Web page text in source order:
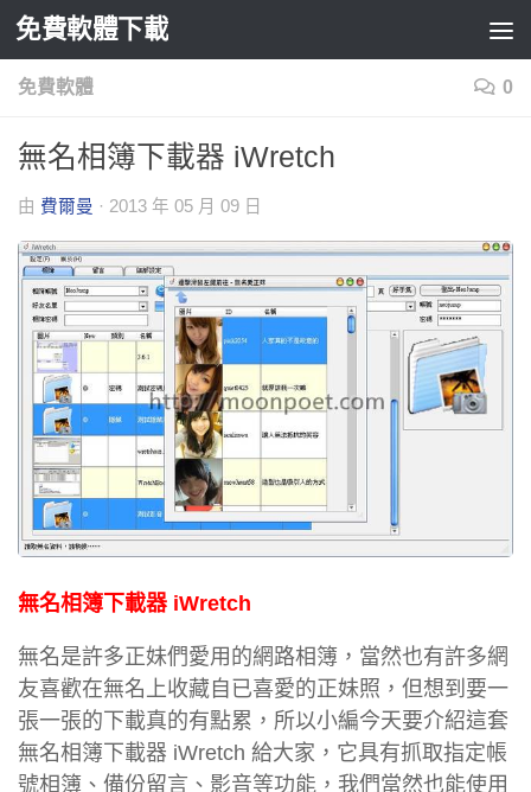
Skip to content
免費軟體下載
免費軟體 0
無名相簿下載器 iWretch
由 費爾曼 · 2013 年 05 月 09 日
無名相簿下載器 iWretch
無名是許多正妹們愛用的網路相簿，當然也有許多網
友喜歡在無名上收藏自已喜愛的正妹照，但想到要一
張一張的下載真的有點累，所以小編今天要介紹這套
無名相簿下載器 iWretch 給大家，它具有抓取指定帳
號相簿、備份留言、影音等功能，我們當然也能使用